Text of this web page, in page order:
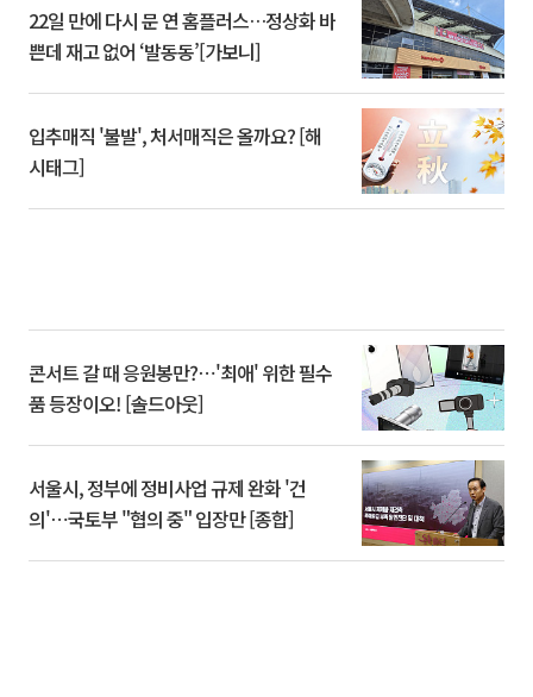
22일 만에 다시 문 연 홈플러스…정상화 바
쁜데 재고 없어 ‘발동동’[가보니]
입추매직 '불발', 처서매직은 올까요? [해
시태그]
콘서트 갈 때 응원봉만?⋯'최애' 위한 필수
품 등장이오! [솔드아웃]
서울시, 정부에 정비사업 규제 완화 '건
의'⋯국토부 "협의 중" 입장만 [종합]